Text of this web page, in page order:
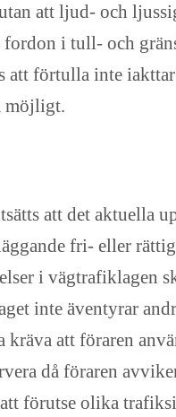
att ljud- och
fordon i tull- och
att förtulla inte
möjligt.
att det aktuella
fri- eller
i vägtrafiklagen
inte äventyrar
att föraren
då föraren
förutse olika